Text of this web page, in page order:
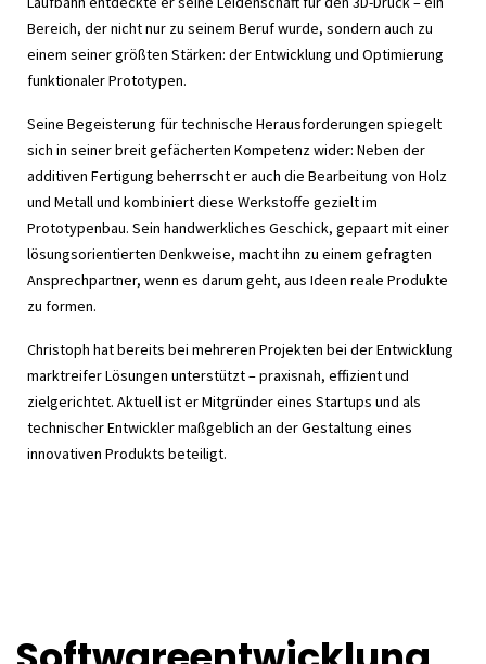
Bereich, der nicht nur zu seinem Beruf wurde, sondern auch zu
einem seiner größten Stärken: der Entwicklung und Optimierung
funktionaler Prototypen.
Seine Begeisterung für technische Herausforderungen spiegelt
sich in seiner breit gefächerten Kompetenz wider: Neben der
additiven Fertigung beherrscht er auch die Bearbeitung von Holz
und Metall und kombiniert diese Werkstoffe gezielt im
Prototypenbau. Sein handwerkliches Geschick, gepaart mit einer
lösungsorientierten Denkweise, macht ihn zu einem gefragten
Ansprechpartner, wenn es darum geht, aus Ideen reale Produkte
zu formen.
Christoph hat bereits bei mehreren Projekten bei der Entwicklung
marktreifer Lösungen unterstützt – praxisnah, effizient und
zielgerichtet. Aktuell ist er Mitgründer eines Startups und als
technischer Entwickler maßgeblich an der Gestaltung eines
innovativen Produkts beteiligt.